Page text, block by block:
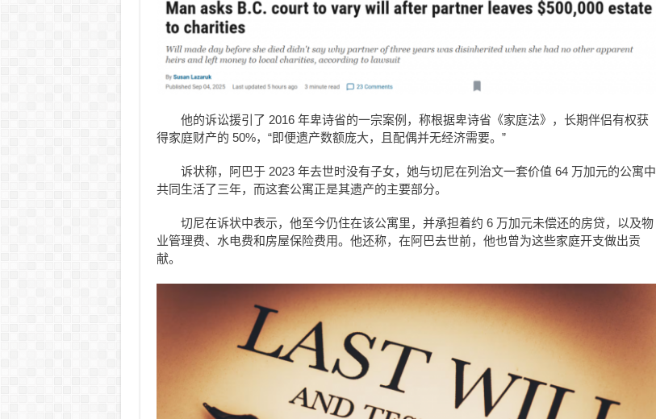
他的诉讼援引了 2016 年卑诗省的一宗案例，称根据卑诗省《家庭法》，长期伴侣有权获
得家庭财产的 50%，“即便遗产数额庞大，且配偶并无经济需要。”
诉状称，阿巴于 2023 年去世时没有子女，她与切尼在列治文一套价值 64 万加元的公寓中
共同生活了三年，而这套公寓正是其遗产的主要部分。
切尼在诉状中表示，他至今仍住在该公寓里，并承担着约 6 万加元未偿还的房贷，以及物
业管理费、水电费和房屋保险费用。他还称，在阿巴去世前，他也曾为这些家庭开支做出贡
献。